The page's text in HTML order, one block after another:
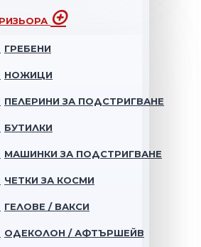
ГРЕБЕНИ
НОЖИЦИ
ПЕЛЕРИНИ ЗА ПОДСТРИГВАНЕ
БУТИЛКИ
МАШИНКИ ЗА ПОДСТРИГВАНЕ
ЧЕТКИ ЗА КОСМИ
ГЕЛОВЕ / ВАКСИ
ОДЕКОЛОН / АФТЪРШЕЙВ